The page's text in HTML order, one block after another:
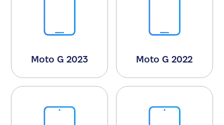
Moto G 2023 Moto G 2022